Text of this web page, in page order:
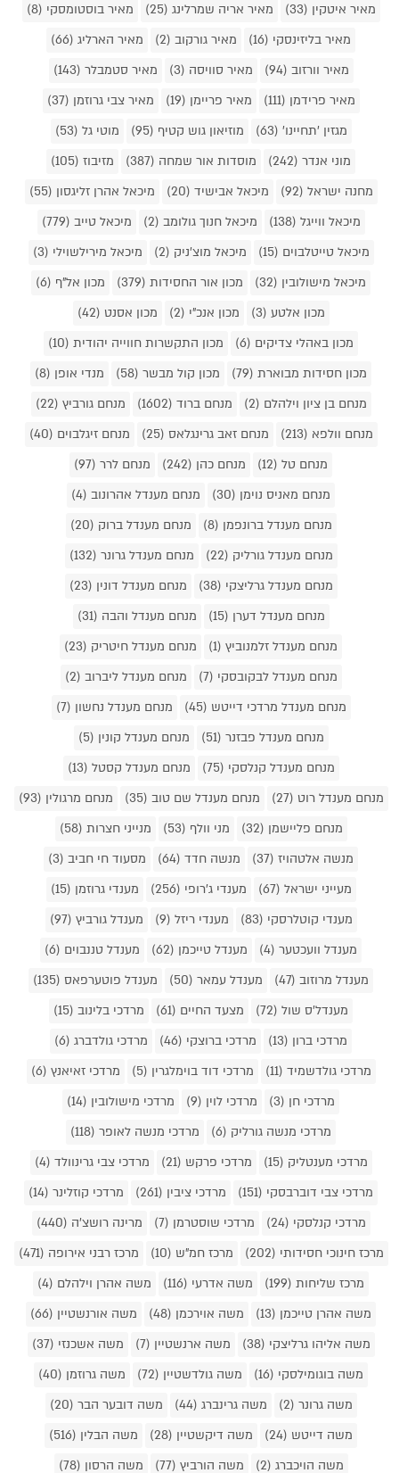
מאיר איטקין (33)
מאיר אריה שמרלינג (25)
מאיר בוסטומסקי (8)
מאיר בליזינסקי (16)
מאיר גורקוב (2)
מאיר הארליג (66)
מאיר וורזוב (94)
מאיר סוויסה (3)
מאיר סטמבלר (143)
מאיר פרידמן (111)
מאיר פריימן (19)
מאיר צבי גרוזמן (37)
מגזין 'תחיינו' (63)
מוזיאון גוש קטיף (95)
מוטי גל (53)
מוני אנדר (242)
מוסדות אור שמחה (387)
מזיבוז (105)
מחנה ישראל (92)
מיכאל אבישיד (20)
מיכאל אהרן זליגסון (55)
מיכאל ווייגל (138)
מיכאל חנוך גולומב (2)
מיכאל טייב (779)
מיכאל טייטלבוים (15)
מיכאל מוצ'ניק (2)
מיכאל מירילשוילי (3)
מיכאל מישולובין (32)
מכון אור החסידות (379)
מכון אל"ף (6)
מכון אלטע (3)
מכון אנכ"י (2)
מכון אסנט (42)
מכון באהלי צדיקים (6)
מכון התקשרות חווייה יהודית (10)
מכון חסידות מבוארת (79)
מכון קול מבשר (58)
מנדי אופן (8)
מנחם בן ציון וילהלם (2)
מנחם ברוד (1602)
מנחם גורביץ (22)
מנחם וולפא (213)
מנחם זאב גרינגלאס (25)
מנחם זיגלבוים (40)
מנחם טל (12)
מנחם כהן (242)
מנחם לרר (97)
מנחם מאניס נוימן (30)
מנחם מענדל אהרונוב (4)
מנחם מענדל ברונפמן (8)
מנחם מענדל ברוק (20)
מנחם מענדל גורליק (22)
מנחם מענדל גרונר (132)
מנחם מענדל גרליצקי (38)
מנחם מענדל דונין (23)
מנחם מענדל דערן (15)
מנחם מענדל והבה (31)
מנחם מענדל זלמנוביץ (1)
מנחם מענדל חיטריק (23)
מנחם מענדל לבקובסקי (7)
מנחם מענדל ליברוב (2)
מנחם מענדל מרדכי דייטש (45)
מנחם מענדל נחשון (7)
מנחם מענדל פבזנר (51)
מנחם מענדל קונין (5)
מנחם מענדל קנלסקי (75)
מנחם מענדל קסטל (13)
מנחם מענדל רוט (27)
מנחם מענדל שם טוב (35)
מנחם מרגולין (93)
מנחם פליישמן (32)
מני וולף (53)
מנייני חצרות (58)
מנשה אלטהויז (37)
מנשה חדד (64)
מסעוד חי חביב (3)
מעייני ישראל (67)
מענדי ג'רופי (256)
מענדי גרוזמן (15)
מענדי קוטלרסקי (83)
מענדי ריזל (9)
מענדל גורביץ (97)
מענדל וועכטער (4)
מענדל טייכמן (62)
מענדל טננבוים (6)
מענדל מרוזוב (47)
מענדל עמאר (50)
מענדל פוטערפאס (135)
מענדל'ס שול (72)
מצעד החיים (61)
מרדכי בלינוב (15)
מרדכי ברון (13)
מרדכי ברוצקי (46)
מרדכי גולדברג (6)
מרדכי גולדשמיד (11)
מרדכי דוד בוימלגרין (5)
מרדכי זאיאנץ (6)
מרדכי חן (3)
מרדכי לוין (9)
מרדכי מישולובין (14)
מרדכי מנשה גורליק (6)
מרדכי מנשה לאופר (118)
מרדכי מענטליק (15)
מרדכי פרקש (21)
מרדכי צבי גרינוולד (4)
מרדכי צבי דוברבסקי (151)
מרדכי ציבין (261)
מרדכי קוזלינר (14)
מרדכי קנלסקי (24)
מרדכי שוסטרמן (7)
מרינה רושצ'ה (440)
מרכז חינוכי חסידותי (202)
מרכז חמ"ש (10)
מרכז רבני אירופה (471)
מרכז שליחות (199)
משה אדרעי (116)
משה אהרן וילהלם (4)
משה אהרן טייכמן (13)
משה אוירכמן (48)
משה אורנשטיין (66)
משה אליהו גרליצקי (38)
משה ארנשטיין (7)
משה אשכנזי (37)
משה בוגומילסקי (16)
משה גולדשטיין (72)
משה גרוזמן (40)
משה גרונר (2)
משה גרינברג (44)
משה דובער הבר (20)
משה דייטש (24)
משה דיקשטיין (28)
משה הבלין (516)
משה הויכברג (2)
משה הורביץ (77) משה הרסון (78)